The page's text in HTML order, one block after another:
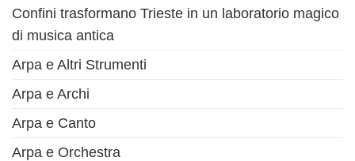
Confini trasformano Trieste in un laboratorio magico
di musica antica
Arpa e Altri Strumenti
Arpa e Archi
Arpa e Canto
Arpa e Orchestra